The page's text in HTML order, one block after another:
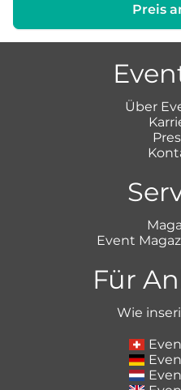
Preis
Über
Event
Für
Wie